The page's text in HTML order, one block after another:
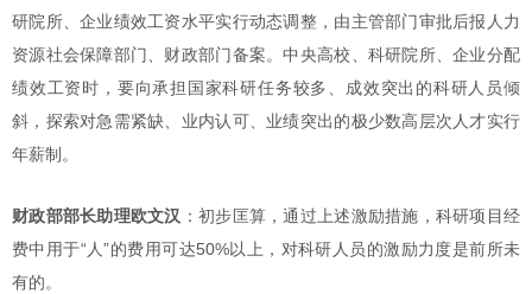
研院所、企业绩效工资水平实行动态调整，由主管部门审批后报人力
资源社会保障部门、财政部门备案。中央高校、科研院所、企业分配
绩效工资时，要向承担国家科研任务较多、成效突出的科研人员倾
斜，探索对急需紧缺、业内认可、业绩突出的极少数高层次人才实行
年薪制。
财政部部长助理欧文汉 ：初步匡算，通过上述激励措施，科研项目经
费中用于“人”的费用可达50%以上，对科研人员的激励力度是前所未
有的。